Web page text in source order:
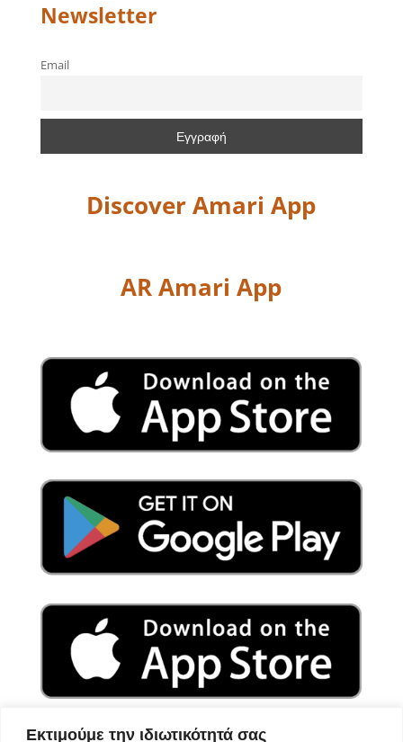
Εκτιμούμε την ιδιωτικότητά σας
Newsletter
Email
Discover Amari App
AR Amari App